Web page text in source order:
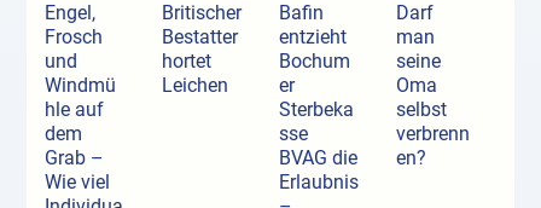
Engel,
Frosch
und
Windmü
hle auf
dem
Grab –
Wie viel
Britischer
Bestatter
hortet
Leichen
Bafin
entzieht
Bochum
er
Sterbeka
sse
BVAG die
Erlaubnis
Darf
man
seine
Oma
selbst
verbrenn
en?